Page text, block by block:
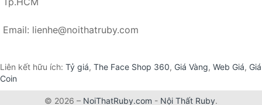
Email: lienhe@noithatruby.com
Liên kết hữu ích: Tỷ giá, The Face Shop 360, Giá Vàng, Web Giá, Giá
Coin
© 2026 – NoiThatRuby.com - Nội Thất Ruby.